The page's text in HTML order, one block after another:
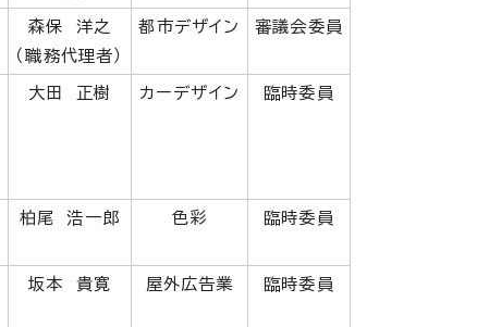
森保 洋之
（職務代理者）
都市デザイン 審議会委員
大田 正樹 カーデザイン 臨時委員
柏尾 浩一郎 色彩 臨時委員
坂本 貴寛 屋外広告業 臨時委員